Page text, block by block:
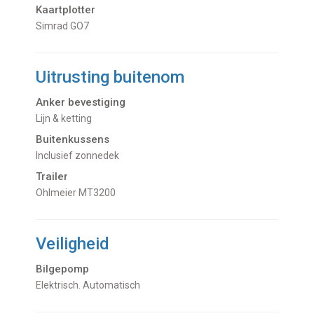
Kaartplotter
Simrad GO7
Uitrusting buitenom
Anker bevestiging
Lijn & ketting
Buitenkussens
inclusief zonnedek
Trailer
Ohlmeier MT3200
Veiligheid
Bilgepomp
Elektrisch. Automatisch